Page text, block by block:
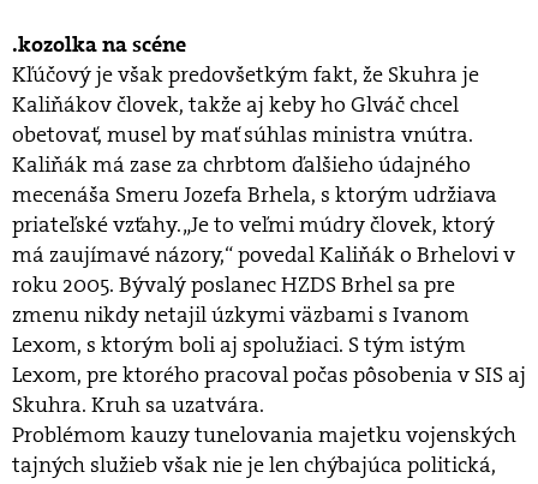
.kozolka na scéne
Kľúčový je však predovšetkým fakt, že Skuhra je
Kaliňákov človek, takže aj keby ho Glváč chcel
obetovať, musel by mať súhlas ministra vnútra.
Kaliňák má zase za chrbtom ďalšieho údajného
mecenáša Smeru Jozefa Brhela, s ktorým udržiava
priateľské vzťahy. „Je to veľmi múdry človek, ktorý
má zaujímavé názory,“ povedal Kaliňák o Brhelovi v
roku 2005. Bývalý poslanec HZDS Brhel sa pre
zmenu nikdy netajil úzkymi väzbami s Ivanom
Lexom, s ktorým boli aj spolužiaci. S tým istým
Lexom, pre ktorého pracoval počas pôsobenia v SIS aj
Skuhra. Kruh sa uzatvára.
Problémom kauzy tunelovania majetku vojenských
tajných služieb však nie je len chýbajúca politická,